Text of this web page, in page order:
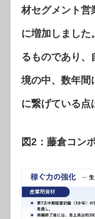
材セグメント営
に増加しました
るものであり、
境の中、数年間
に繋げている点
図2：藤倉コン